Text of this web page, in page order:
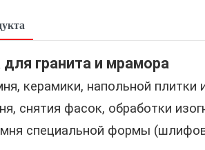
для гранита и мрамора
керамики, напольной плитки
снятия фасок, обработки
специальной формы